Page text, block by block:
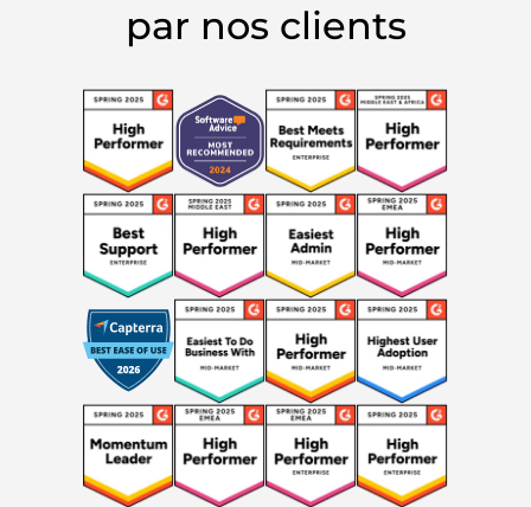
par nos clients